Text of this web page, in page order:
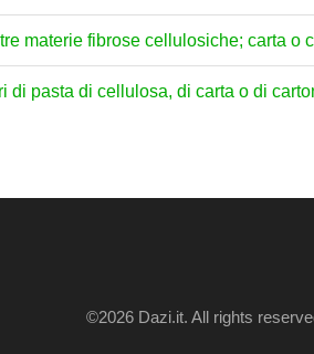
materie fibrose cellulosiche; carta o
di pasta di cellulosa, di carta o di
©2026 Dazi.it. All rights